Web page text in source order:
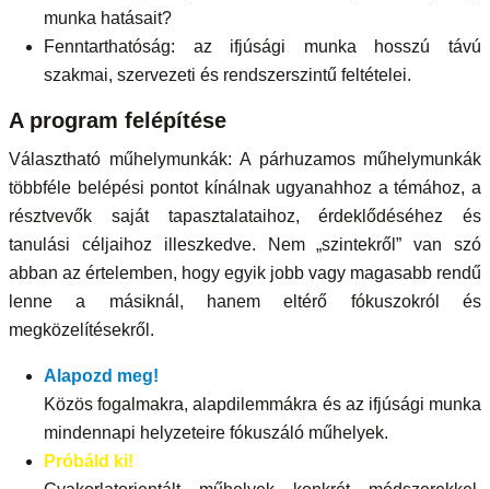
munka hatásait?
Fenntarthatóság: az ifjúsági munka hosszú távú
szakmai, szervezeti és rendszerszintű feltételei.
A program felépítése
Választható műhelymunkák: A párhuzamos műhelymunkák
többféle belépési pontot kínálnak ugyanahhoz a témához, a
résztvevők saját tapasztalataihoz, érdeklődéséhez és
tanulási céljaihoz illeszkedve. Nem „szintekről” van szó
abban az értelemben, hogy egyik jobb vagy magasabb rendű
lenne a másiknál, hanem eltérő fókuszokról és
megközelítésekről.
Alapozd meg!
Közös fogalmakra, alapdilemmákra és az ifjúsági munka
mindennapi helyzeteire fókuszáló műhelyek.
Próbáld ki!